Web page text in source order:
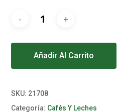
Añadir Al Carrito
SKU: 21708
Categoría: Cafés Y Leches